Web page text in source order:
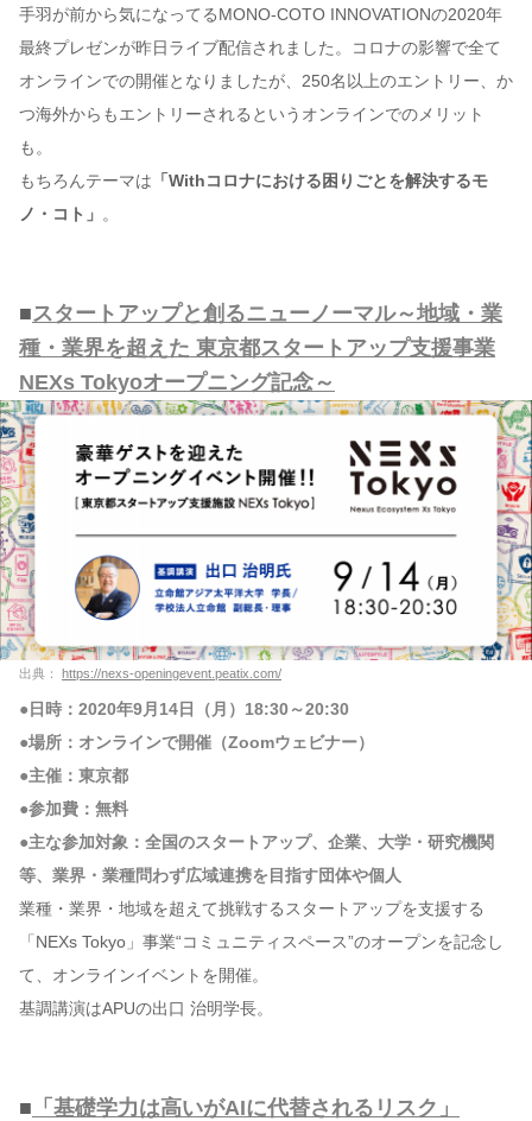
手羽が前から気になってるMONO-COTO INNOVATIONの2020年
最終プレゼンが昨日ライブ配信されました。コロナの影響で全て
オンラインでの開催となりましたが、250名以上のエントリー、か
つ海外からもエントリーされるというオンラインでのメリット
も。
もちろんテーマは 「Withコロナにおける困りごとを解決するモ
ノ・コト」 。
■スタートアップと創るニューノーマル～地域・業
種・業界を超えた 東京都スタートアップ支援事業
NEXs Tokyoオープニング記念～
出典： https://nexs-openingevent.peatix.com/
●日時：2020年9月14日（月）18:30～20:30
●場所：オンラインで開催（Zoomウェビナー）
●主催：東京都
●参加費：無料
●主な参加対象：全国のスタートアップ、企業、大学・研究機関
等、業界・業種問わず広域連携を目指す団体や個人
業種・業界・地域を超えて挑戦するスタートアップを支援する
「NEXs Tokyo」事業“コミュニティスペース”のオープンを記念し
て、オンラインイベントを開催。
基調講演はAPUの出口 治明学長。
■ 「基礎学力は高いがAIに代替されるリスク」